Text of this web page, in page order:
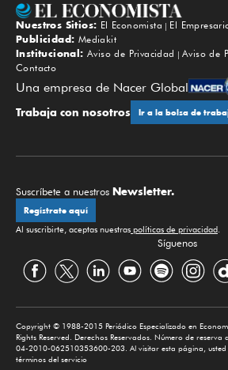
Nuestros Sitios: El Economista El
Publicidad: Mediakit
Institucional: Aviso de Privacidad
Aviso de
Contacto
Una empresa de Nacer Global
Trabaja con nosotros Ir a la bolsa de
Suscríbete a nuestros Newsletter.
Regístrate aquí
Al suscribirte, aceptas nuestras políticas de privacidad
Síguenos
Copyright © 1988-2015 Periódico Especializado en
Rights Reserved. Derechos Reservados. Número de
04-2010-062510353600-203. Al visitar esta página, usted
términos del servicio